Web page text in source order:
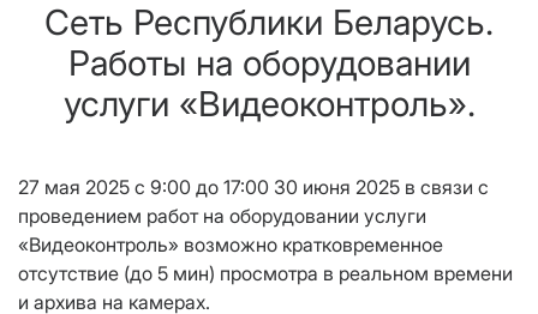
Сеть Республики Беларусь.
Работы на оборудовании
услуги «Видеоконтроль».
27 мая 2025 с 9:00 до 17:00 30 июня 2025 в связи с
проведением работ на оборудовании услуги
«Видеоконтроль» возможно кратковременное
отсутствие (до 5 мин) просмотра в реальном времени
и архива на камерах.